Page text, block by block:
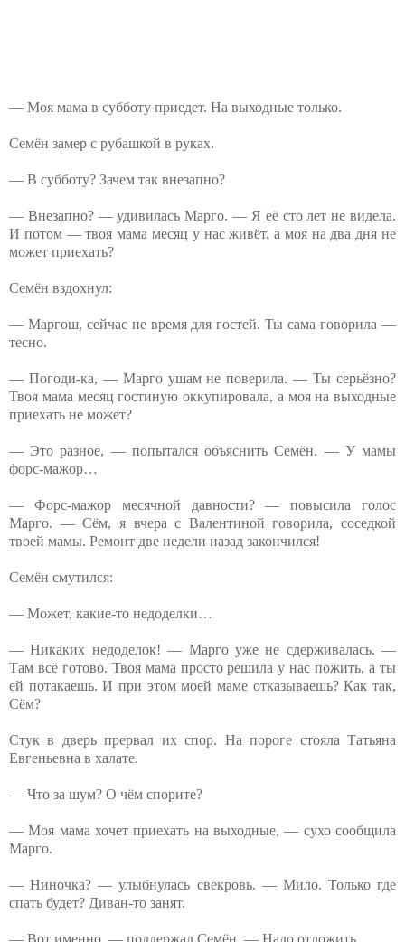
— Моя мама в субботу приедет. На выходные только.
Семён замер с рубашкой в руках.
— В субботу? Зачем так внезапно?
— Внезапно? — удивилась Марго. — Я её сто лет не видела.
И потом — твоя мама месяц у нас живёт, а моя на два дня не
может приехать?
Семён вздохнул:
— Маргош, сейчас не время для гостей. Ты сама говорила —
тесно.
— Погоди-ка, — Марго ушам не поверила. — Ты серьёзно?
Твоя мама месяц гостиную оккупировала, а моя на выходные
приехать не может?
— Это разное, — попытался объяснить Семён. — У мамы
форс-мажор…
— Форс-мажор месячной давности? — повысила голос
Марго. — Сём, я вчера с Валентиной говорила, соседкой
твоей мамы. Ремонт две недели назад закончился!
Семён смутился:
— Может, какие-то недоделки…
— Никаких недоделок! — Марго уже не сдерживалась. —
Там всё готово. Твоя мама просто решила у нас пожить, а ты
ей потакаешь. И при этом моей маме отказываешь? Как так,
Сём?
Стук в дверь прервал их спор. На пороге стояла Татьяна
Евгеньевна в халате.
— Что за шум? О чём спорите?
— Моя мама хочет приехать на выходные, — сухо сообщила
Марго.
— Ниночка? — улыбнулась свекровь. — Мило. Только где
спать будет? Диван-то занят.
— Вот именно, — поддержал Семён. — Надо отложить.